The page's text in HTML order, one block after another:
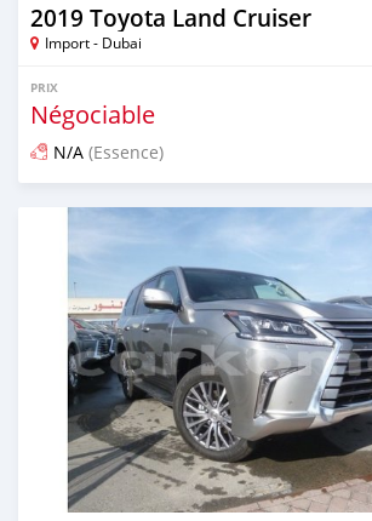
2019 Toyota Land Cruiser
Import - Dubai
PRIX
Négociable
N/A (Essence)
Publié il y a presque 7 ans